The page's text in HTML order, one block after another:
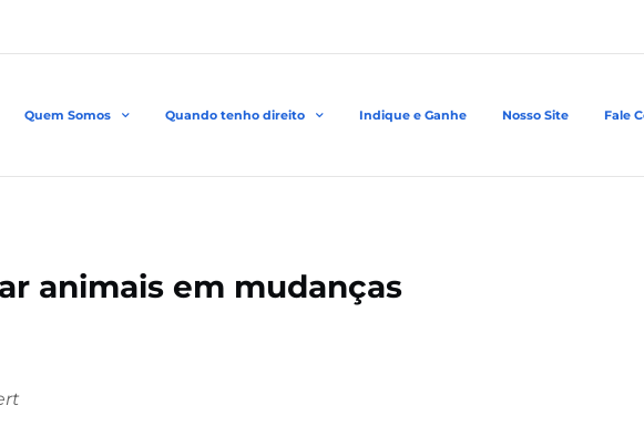
Quem Somos Quando tenho direito Indique e Ganhe Nosso Site Fale
animais em mudanças